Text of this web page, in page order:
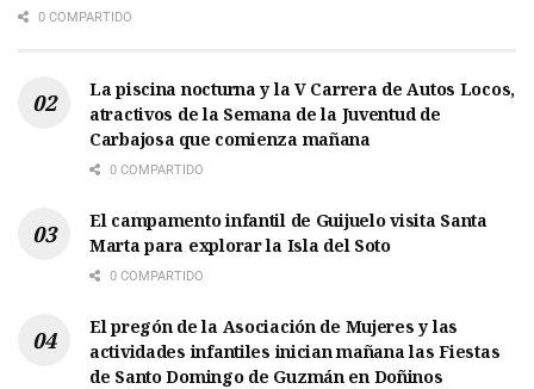
0 COMPARTIDO
La piscina nocturna y la V Carrera de Autos Locos,
atractivos de la Semana de la Juventud de
Carbajosa que comienza mañana
0 COMPARTIDO
El campamento infantil de Guijuelo visita Santa
Marta para explorar la Isla del Soto
0 COMPARTIDO
El pregón de la Asociación de Mujeres y las
actividades infantiles inician mañana las Fiestas
de Santo Domingo de Guzmán en Doñinos